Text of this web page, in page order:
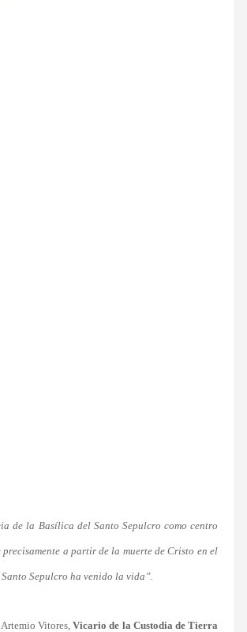
de la Basílica del Santo Sepulcro como centro
a partir de la muerte de Cristo en el
Sepulcro ha venido la vida”.
Artemio Vitores,Vicario de la Custodia de Tierra